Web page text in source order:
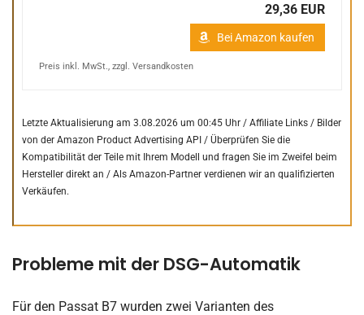
29,36 EUR
Bei Amazon kaufen
Preis inkl. MwSt., zzgl. Versandkosten
Letzte Aktualisierung am 3.08.2026 um 00:45 Uhr / Affiliate Links / Bilder
von der Amazon Product Advertising API / Überprüfen Sie die
Kompatibilität der Teile mit Ihrem Modell und fragen Sie im Zweifel beim
Hersteller direkt an / Als Amazon-Partner verdienen wir an qualifizierten
Verkäufen.
Probleme mit der DSG-Automatik
Für den Passat B7 wurden zwei Varianten des